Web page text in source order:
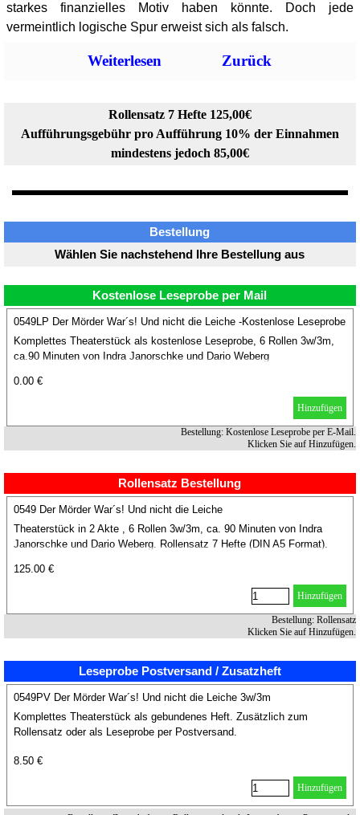
starkes finanzielles Motiv haben könnte. Doch jede
vermeintlich logische Spur erweist sich als falsch.
Weiterlesen Zurück
Rollensatz 7 Hefte 125,00€
Aufführungsgebühr pro Aufführung 10% der Einnahmen
mindestens jedoch 85,00€
Bestellung
Wählen Sie nachstehend Ihre Bestellung aus
Kostenlose Leseprobe per Mail
0549LP Der Mörder War´s! Und nicht die Leiche -Kostenlose Leseprobe
Komplettes Theaterstück als kostenlose Leseprobe, 6 Rollen 3w/3m,
ca.90 Minuten von Indra Janorschke und Dario Weberg
0.00 €
Hinzufügen
Bestellung: Kostenlose Leseprobe per E-Mail.
Klicken Sie auf Hinzufügen.
Rollensatz Bestellung
0549 Der Mörder War´s! Und nicht die Leiche
Theaterstück in 2 Akte , 6 Rollen 3w/3m, ca. 90 Minuten von Indra
Janorschke und Dario Weberg. Rollensatz 7 Hefte (DIN A5 Format).
125.00 €
Hinzufügen
Bestellung: Rollensatz
Klicken Sie auf Hinzufügen.
Leseprobe Postversand / Zusatzheft
0549PV Der Mörder War´s! Und nicht die Leiche 3w/3m
Komplettes Theaterstück als gebundenes Heft. Zusätzlich zum
Rollensatz oder als Leseprobe per Postversand.
8.50 €
Hinzufügen